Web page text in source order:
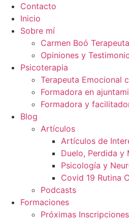
Contacto
Inicio
Sobre mí
Carmen Boó
Opiniones y
Psicoterapia
Terapeuta Emocional
Formadora en
Formadora y
Blog
Artículos
Artículos de
Duelo, Perdida y
Psicología y
Covid 19 Rutina
Podcasts
Formaciones
Próximas Inscripciones